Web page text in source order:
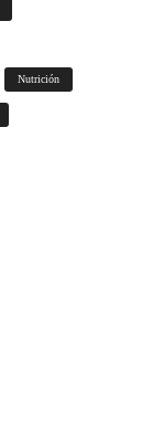
Nutrición